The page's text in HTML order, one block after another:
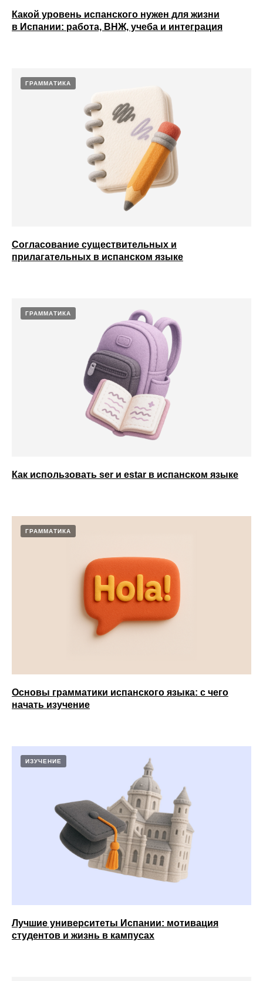
Какой уровень испанского нужен для жизни
в Испании: работа, ВНЖ, учеба и интеграция
ГРАММАТИКА
Согласование существительных и
прилагательных в испанском языке
ГРАММАТИКА
Как использовать ser и estar в испанском языке
ГРАММАТИКА
Основы грамматики испанского языка: с чего
начать изучение
ИЗУЧЕНИЕ
Лучшие университеты Испании: мотивация
студентов и жизнь в кампусах